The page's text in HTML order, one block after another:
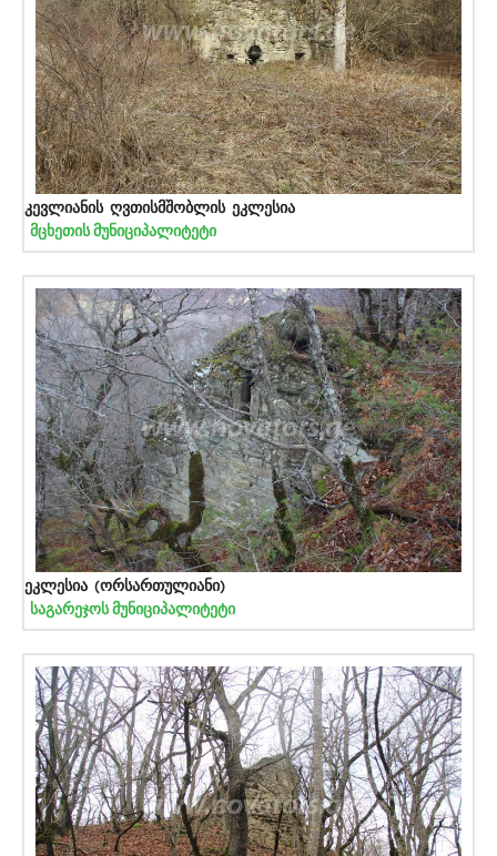
კევლიანის ღვთისმშობლის ეკლესია
მცხეთის მუნიციპალიტეტი
ეკლესია (ორსართულიანი)
საგარეჯოს მუნიციპალიტეტი